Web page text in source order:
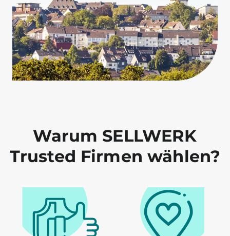
Warum SELLWERK
Trusted Firmen wählen?